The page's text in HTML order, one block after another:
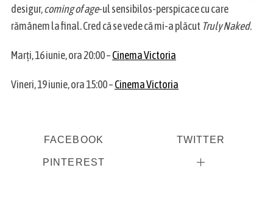
desigur,coming of age-ul sensibilos-perspicace cu care
rămânem la final. Cred că se vede că mi-a plăcut Truly Naked.
Marți, 16 iunie, ora 20:00 –Cinema Victoria
Vineri, 19 iunie, ora 15:00 –Cinema Victoria
FACEBOOK TWITTER
PINTEREST